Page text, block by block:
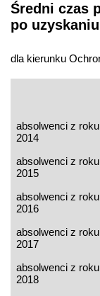
Średni czas
po
dla kierunku
absolwenci z roku
2014
absolwenci z roku
2015
absolwenci z roku
2016
absolwenci z roku
2017
absolwenci z roku
2018